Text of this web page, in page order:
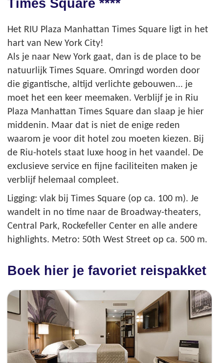
Times Square ****
Het RIU Plaza Manhattan Times Square ligt in het
hart van New York City!
Als je naar New York gaat, dan is de place to be
natuurlijk Times Square. Omringd worden door
die gigantische, altijd verlichte gebouwen... je
moet het een keer meemaken. Verblijf je in Riu
Plaza Manhattan Times Square dan slaap je hier
middenin. Maar dat is niet de enige reden
waarom je voor dit hotel zou moeten kiezen. Bij
de Riu-hotels staat luxe hoog in het vaandel. De
exclusieve service en fijne faciliteiten maken je
verblijf helemaal compleet.
Ligging: vlak bij Times Square (op ca. 100 m). Je
wandelt in no time naar de Broadway-theaters,
Central Park, Rockefeller Center en alle andere
highlights. Metro: 50th West Street op ca. 500 m.
Boek hier je favoriet reispakket